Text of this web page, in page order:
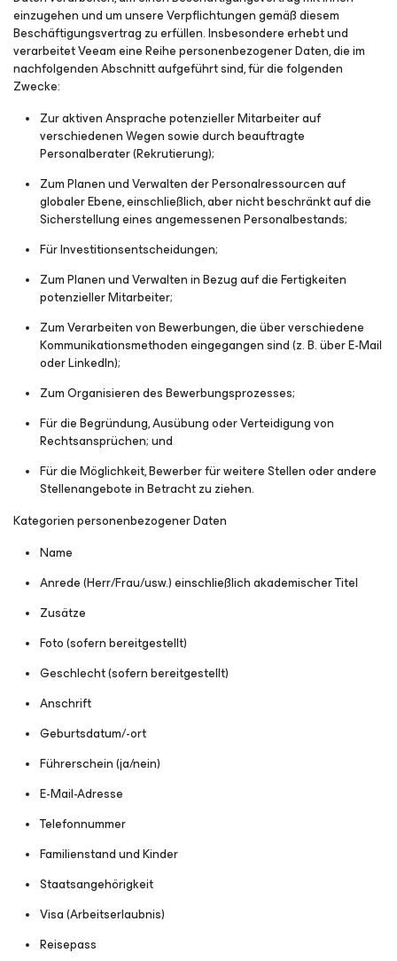
einzugehen und um unsere Verpflichtungen gemäß diesem
Beschäftigungsvertrag zu erfüllen. Insbesondere erhebt und
verarbeitet Veeam eine Reihe personenbezogener Daten, die im
nachfolgenden Abschnitt aufgeführt sind, für die folgenden
Zwecke:
Zur aktiven Ansprache potenzieller Mitarbeiter auf
verschiedenen Wegen sowie durch beauftragte
Personalberater (Rekrutierung);
Zum Planen und Verwalten der Personalressourcen auf
globaler Ebene, einschließlich, aber nicht beschränkt auf die
Sicherstellung eines angemessenen Personalbestands;
Für Investitionsentscheidungen;
Zum Planen und Verwalten in Bezug auf die Fertigkeiten
potenzieller Mitarbeiter;
Zum Verarbeiten von Bewerbungen, die über verschiedene
Kommunikationsmethoden eingegangen sind (z. B. über E-Mail
oder LinkedIn);
Zum Organisieren des Bewerbungsprozesses;
Für die Begründung, Ausübung oder Verteidigung von
Rechtsansprüchen; und
Für die Möglichkeit, Bewerber für weitere Stellen oder andere
Stellenangebote in Betracht zu ziehen.
Kategorien personenbezogener Daten
Name
Anrede (Herr/Frau/usw.) einschließlich akademischer Titel
Zusätze
Foto (sofern bereitgestellt)
Geschlecht (sofern bereitgestellt)
Anschrift
Geburtsdatum/-ort
Führerschein (ja/nein)
E-Mail-Adresse
Telefonnummer
Familienstand und Kinder
Staatsangehörigkeit
Visa (Arbeitserlaubnis)
Reisepass